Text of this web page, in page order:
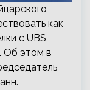
как
с UBS,
Об этом в